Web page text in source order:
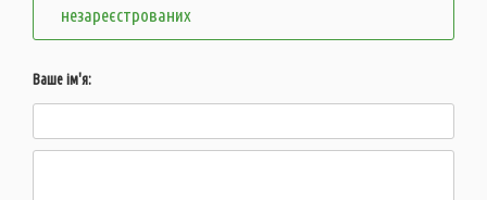
незареєстрованих
Ваше ім'я: